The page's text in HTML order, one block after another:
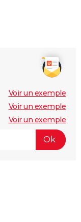
Voir un exemple
Voir un exemple
Voir un exemple